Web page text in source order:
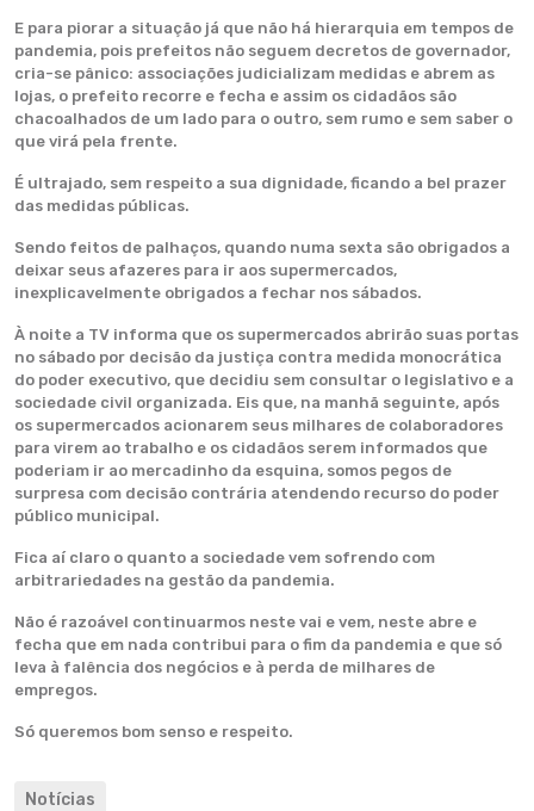
E para piorar a situação já que não há hierarquia em tempos de
pandemia, pois prefeitos não seguem decretos de governador,
cria-se pânico: associações judicializam medidas e abrem as
lojas, o prefeito recorre e fecha e assim os cidadãos são
chacoalhados de um lado para o outro, sem rumo e sem saber o
que virá pela frente.
É ultrajado, sem respeito a sua dignidade, ficando a bel prazer
das medidas públicas.
Sendo feitos de palhaços, quando numa sexta são obrigados a
deixar seus afazeres para ir aos supermercados,
inexplicavelmente obrigados a fechar nos sábados.
À noite a TV informa que os supermercados abrirão suas portas
no sábado por decisão da justiça contra medida monocrática
do poder executivo, que decidiu sem consultar o legislativo e a
sociedade civil organizada. Eis que, na manhã seguinte, após
os supermercados acionarem seus milhares de colaboradores
para virem ao trabalho e os cidadãos serem informados que
poderiam ir ao mercadinho da esquina, somos pegos de
surpresa com decisão contrária atendendo recurso do poder
público municipal.
Fica aí claro o quanto a sociedade vem sofrendo com
arbitrariedades na gestão da pandemia.
Não é razoável continuarmos neste vai e vem, neste abre e
fecha que em nada contribui para o fim da pandemia e que só
leva à falência dos negócios e à perda de milhares de
empregos.
Só queremos bom senso e respeito.
Notícias